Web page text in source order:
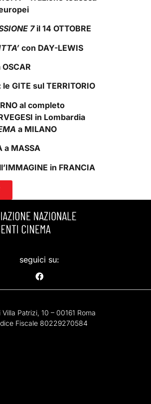
7il 14 OTTOBRE
con DAY-LEWIS
OSCAR
GITE sul TERRITORIO
al completo
in Lombardia
a MILANO
a MASSA
in FRANCIA
seguici su:
Villa Patrizi, 10 – 00161 Roma
Fiscale 80229270584